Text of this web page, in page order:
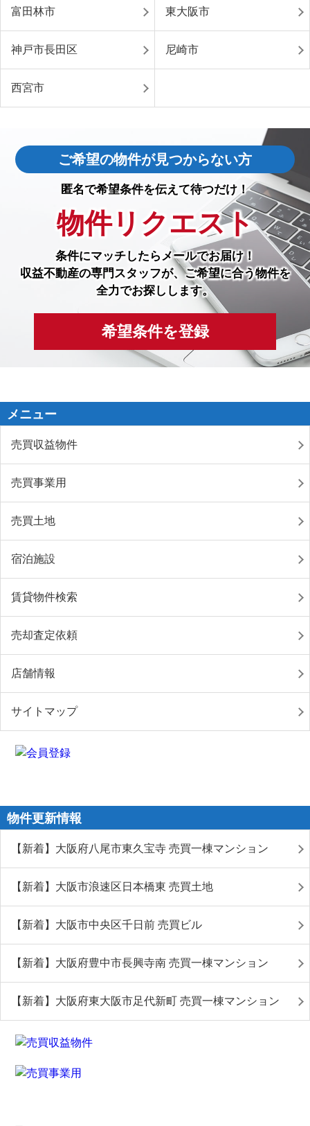
富田林市 東大阪市
神戸市長田区 尼崎市
西宮市
ご希望の物件が見つからない方
匿名で希望条件を伝えて待つだけ！
物件リクエスト
条件にマッチしたら メールでお届け！
収益不動産の専門スタッフが、ご希望に合う物件を
全力でお探しします。
希望条件を登録
メニュー
売買収益物件
売買事業用
売買土地
宿泊施設
賃貸物件検索
売却査定依頼
店舗情報
サイトマップ
物件更新情報
【新着】大阪府八尾市東久宝寺 売買一棟マンション
【新着】大阪市浪速区日本橋東 売買土地
【新着】大阪市中央区千日前 売買ビル
【新着】大阪府豊中市長興寺南 売買一棟マンション
【新着】大阪府東大阪市足代新町 売買一棟マンション